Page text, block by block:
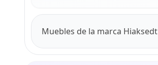
Muebles de la marca Hiaksedt